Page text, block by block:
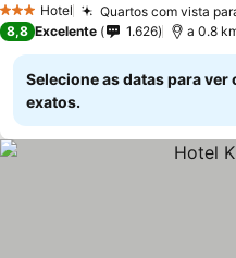
3 EstrelasHotel Quartos com vista
8,8 Excelente 1.626 a 0.8
Selecione as datas para ver
exatos.